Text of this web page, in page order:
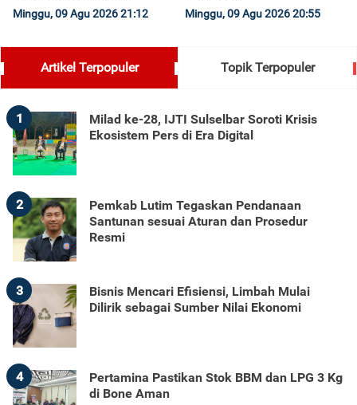
Minggu, 09 Agu 2026 21:12 Minggu, 09 Agu 2026 20:55
Artikel Terpopuler Topik Terpopuler
1
Milad ke-28, IJTI Sulselbar Soroti Krisis
Ekosistem Pers di Era Digital
2
Pemkab Lutim Tegaskan Pendanaan
Santunan sesuai Aturan dan Prosedur
Resmi
3
Bisnis Mencari Efisiensi, Limbah Mulai
Dilirik sebagai Sumber Nilai Ekonomi
4
Pertamina Pastikan Stok BBM dan LPG 3 Kg
di Bone Aman